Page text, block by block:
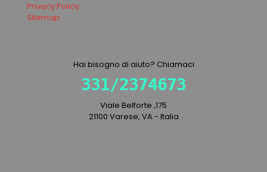
Privacy Policy
Sitemap
Hai bisogno di aiuto? Chiamaci
331/2374673
Viale Belforte ,175
21100 Varese, VA - Italia